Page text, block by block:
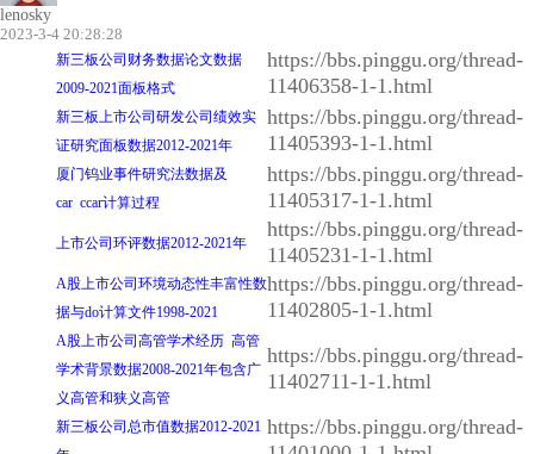
lenosky
2023-3-4 20:28:28
新三板公司财务数据论文数据
2009-2021面板格式
https://bbs.pinggu.org/thread-
11406358-1-1.html
新三板上市公司研发公司绩效实
证研究面板数据2012-2021年
https://bbs.pinggu.org/thread-
11405393-1-1.html
厦门钨业事件研究法数据及
car ccar计算过程
https://bbs.pinggu.org/thread-
11405317-1-1.html
上市公司环评数据2012-2021年
https://bbs.pinggu.org/thread-
11405231-1-1.html
A股上市公司环境动态性丰富性数
据与do计算文件1998-2021
https://bbs.pinggu.org/thread-
11402805-1-1.html
A股上市公司高管学术经历 高管
学术背景数据2008-2021年包含广
义高管和狭义高管
https://bbs.pinggu.org/thread-
11402711-1-1.html
新三板公司总市值数据2012-2021 https://bbs.pinggu.org/thread-